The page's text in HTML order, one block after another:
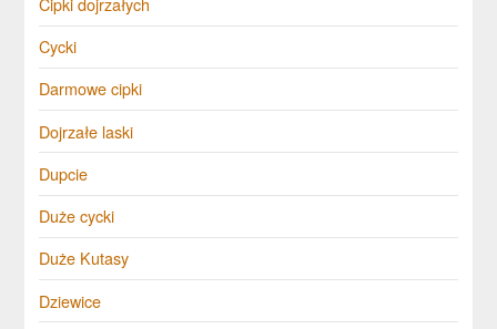
Cycki
Darmowe cipki
Dojrzałe laski
Dupcie
Duże cycki
Duże Kutasy
Dziewice